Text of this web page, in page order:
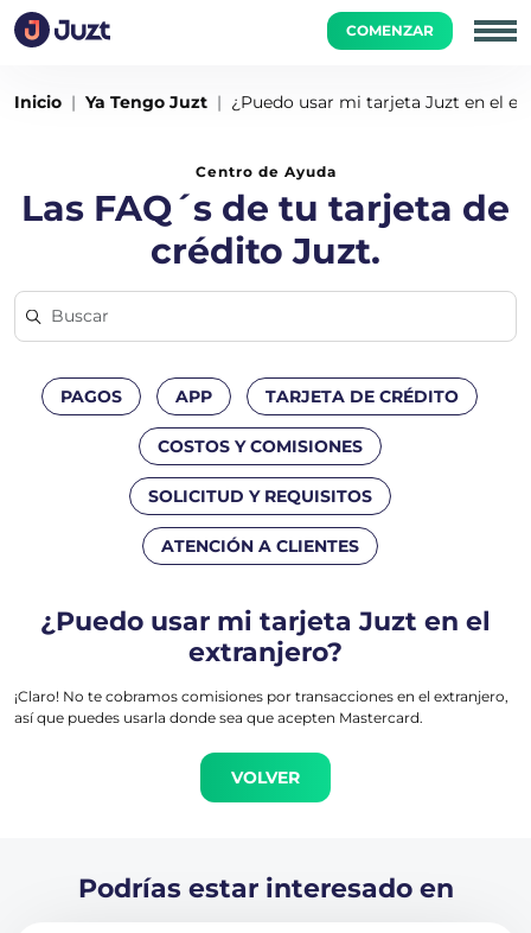
COMENZAR
Inicio Ya Tengo Juzt ¿Puedo usar mi tarjeta Juzt en el
Centro de Ayuda
Las FAQ´s de tu tarjeta de
crédito Juzt.
PAGOS APP TARJETA DE CRÉDITO
COSTOS Y COMISIONES
SOLICITUD Y REQUISITOS
ATENCIÓN A CLIENTES
¿Puedo usar mi tarjeta Juzt en el
extranjero?
¡Claro! No te cobramos comisiones por transacciones en el extranjero,
así que puedes usarla donde sea que acepten Mastercard.
VOLVER
Podrías estar interesado en